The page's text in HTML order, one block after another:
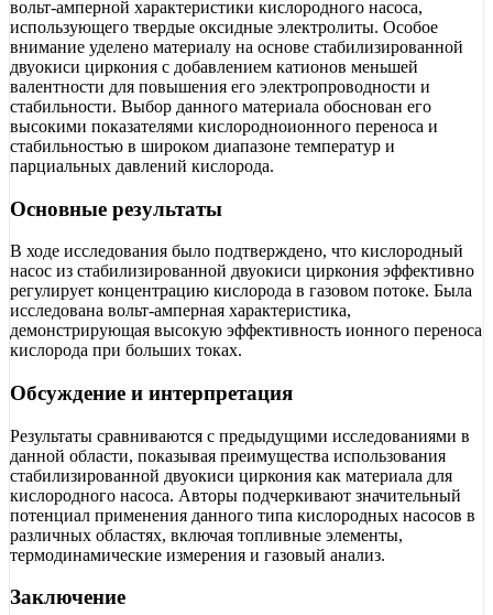
вольт-амперной характеристики кислородного насоса,
использующего твердые оксидные электролиты. Особое
внимание уделено материалу на основе стабилизированной
двуокиси циркония с добавлением катионов меньшей
валентности для повышения его электропроводности и
стабильности. Выбор данного материала обоснован его
высокими показателями кислородноионного переноса и
стабильностью в широком диапазоне температур и
парциальных давлений кислорода.
Основные результаты
В ходе исследования было подтверждено, что кислородный
насос из стабилизированной двуокиси циркония эффективно
регулирует концентрацию кислорода в газовом потоке. Была
исследована вольт-амперная характеристика,
демонстрирующая высокую эффективность ионного переноса
кислорода при больших токах.
Обсуждение и интерпретация
Результаты сравниваются с предыдущими исследованиями в
данной области, показывая преимущества использования
стабилизированной двуокиси циркония как материала для
кислородного насоса. Авторы подчеркивают значительный
потенциал применения данного типа кислородных насосов в
различных областях, включая топливные элементы,
термодинамические измерения и газовый анализ.
Заключение